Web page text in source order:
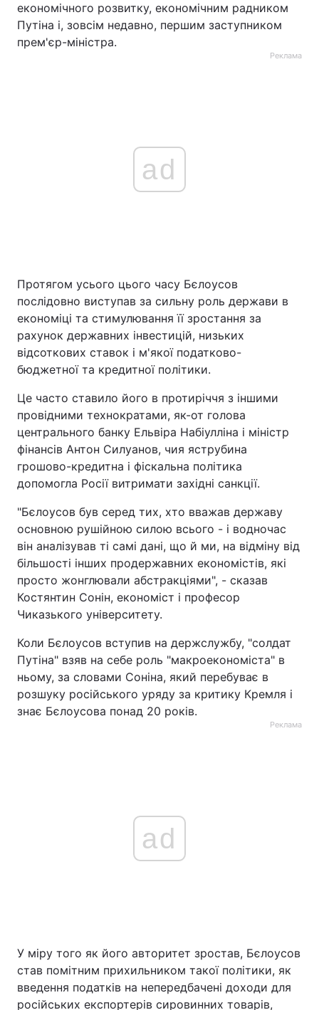
економічного розвитку, економічним радником
Путіна і, зовсім недавно, першим заступником
прем'єр-міністра.
Реклама
ad
Протягом усього цього часу Бєлоусов
послідовно виступав за сильну роль держави в
економіці та стимулювання її зростання за
рахунок державних інвестицій, низьких
відсоткових ставок і м'якої податково-
бюджетної та кредитної політики.
Це часто ставило його в протиріччя з іншими
провідними технократами, як-от голова
центрального банку Ельвіра Набіулліна і міністр
фінансів Антон Силуанов, чия яструбина
грошово-кредитна і фіскальна політика
допомогла Росії витримати західні санкції.
"Бєлоусов був серед тих, хто вважав державу
основною рушійною силою всього - і водночас
він аналізував ті самі дані, що й ми, на відміну від
більшості інших продержавних економістів, які
просто жонглювали абстракціями", - сказав
Костянтин Сонін, економіст і професор
Чиказького університету.
Коли Бєлоусов вступив на держслужбу, "солдат
Путіна" взяв на себе роль "макроекономіста" в
ньому, за словами Соніна, який перебуває в
розшуку російського уряду за критику Кремля і
знає Бєлоусова понад 20 років.
Реклама
ad
У міру того як його авторитет зростав, Бєлоусов
став помітним прихильником такої політики, як
введення податків на непередбачені доходи для
російських експортерів сировинних товарів,